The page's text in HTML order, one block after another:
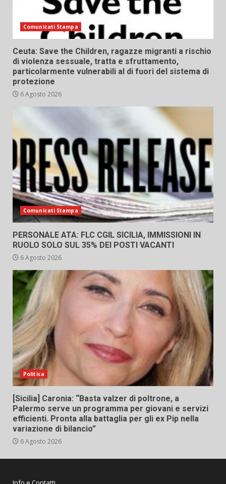
Comunicati Stampa
Ceuta: Save the Children, ragazze migranti a rischio
di violenza sessuale, tratta e sfruttamento,
particolarmente vulnerabili al di fuori del sistema di
protezione
6 Agosto 2026
Comunicati Stampa
PERSONALE ATA: FLC CGIL SICILIA, IMMISSIONI IN
RUOLO SOLO SUL 35% DEI POSTI VACANTI
6 Agosto 2026
Politica
[Sicilia] Caronia: “Basta valzer di poltrone, a
Palermo serve un programma per giovani e servizi
efficienti. Pronta alla battaglia per gli ex Pip nella
variazione di bilancio”
6 Agosto 2026